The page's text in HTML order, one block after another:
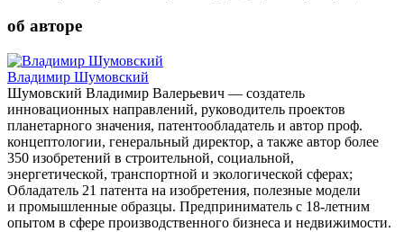
об авторе
Владимир Шумовский
Шумовский Владимир Валерьевич — создатель
инновационных направлений, руководитель проектов
планетарного значения, патентообладатель и автор проф.
концептологии, генеральный директор, а также автор более
350 изобретений в строительной, социальной,
энергетической, транспортной и экологической сферах;
Обладатель 21 патента на изобретения, полезные модели
и промышленные образцы. Предприниматель с 18-летним
опытом в сфере производственного бизнеса и недвижимости.